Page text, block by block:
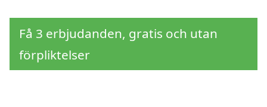
Få 3 erbjudanden, gratis och utan
förpliktelser